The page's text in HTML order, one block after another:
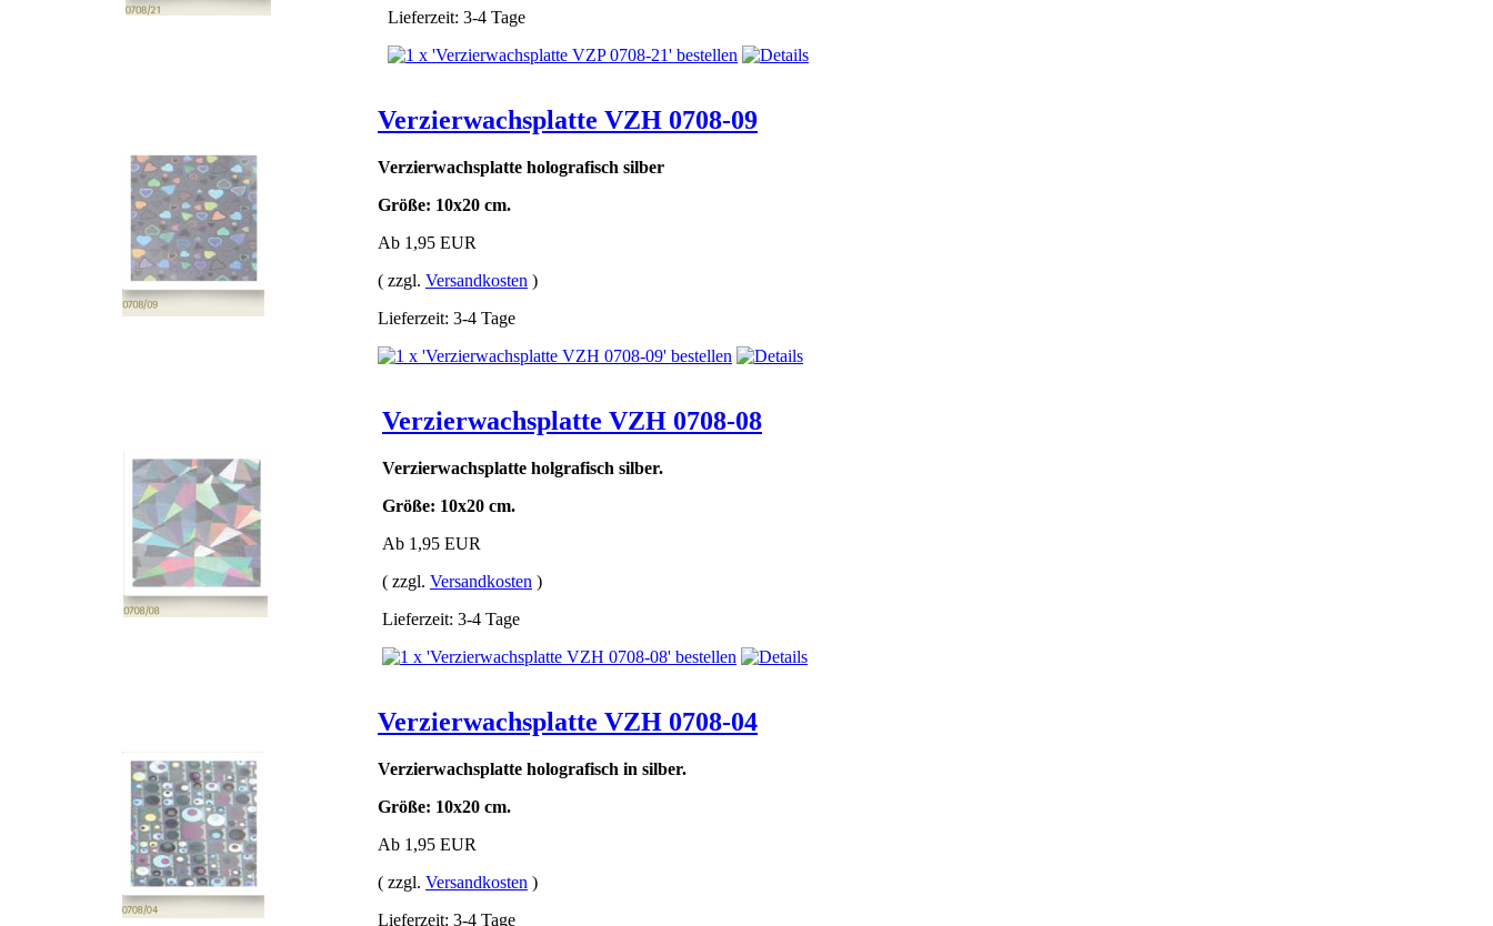
Lieferzeit: 3-4 Tage
Verzierwachsplatte VZH 0708-09
Verzierwachsplatte holografisch silber
Größe: 10x20 cm.
Ab 1,95 EUR
( zzgl. Versandkosten )
Lieferzeit: 3-4 Tage
Verzierwachsplatte VZH 0708-08
Verzierwachsplatte holgrafisch silber.
Größe: 10x20 cm.
Ab 1,95 EUR
( zzgl. Versandkosten )
Lieferzeit: 3-4 Tage
Verzierwachsplatte VZH 0708-04
Verzierwachsplatte holografisch in silber.
Größe: 10x20 cm.
Ab 1,95 EUR
( zzgl. Versandkosten )
Lieferzeit: 3-4 Tage